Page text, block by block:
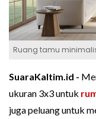
Ruang tamu
SuaraKaltim.id -
ukuran 3x3 untuk
juga peluang untuk